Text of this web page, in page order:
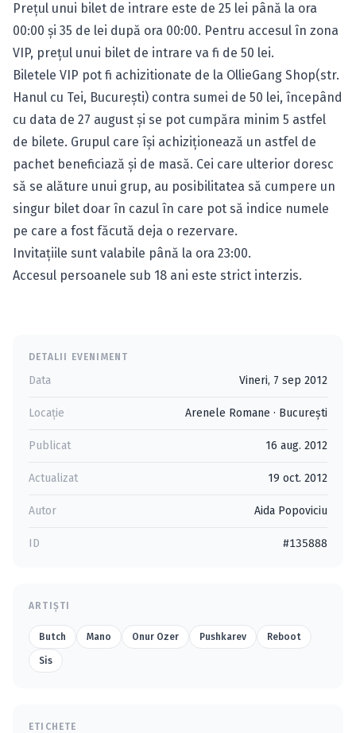
Preţul unui bilet de intrare este de 25 lei până la ora
00:00 şi 35 de lei după ora 00:00. Pentru accesul în zona
VIP, preţul unui bilet de intrare va fi de 50 lei.
Biletele VIP pot fi achizitionate de la OllieGang Shop(str.
Hanul cu Tei, Bucureşti) contra sumei de 50 lei, începând
cu data de 27 august şi se pot cumpăra minim 5 astfel
de bilete. Grupul care îşi achiziţionează un astfel de
pachet beneficiază şi de masă. Cei care ulterior doresc
să se alăture unui grup, au posibilitatea să cumpere un
singur bilet doar în cazul în care pot să indice numele
pe care a fost făcută deja o rezervare.
Invitaţiile sunt valabile până la ora 23:00.
Accesul persoanele sub 18 ani este strict interzis.
DETALII EVENIMENT
Data Vineri, 7 sep 2012
Locație Arenele Romane · Bucureşti
Publicat 16 aug. 2012
Actualizat 19 oct. 2012
Autor Aida Popoviciu
ID #135888
ARTIȘTI
Butch Mano Onur Ozer Pushkarev Reboot
Sis
ETICHETE